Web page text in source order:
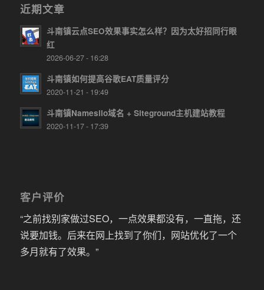
近期文章
斗南镇云点SEO效果事实怎么样？因为太好招同行眼
红
2026-06-27 - 16:28
斗南镇如何提高谷歌EAT质量评分
2020-11-21 - 19:49
斗南镇Namesilo域名 + Siteground主机建站教程
2020-11-17 - 17:39
客户评价
“之前找别家做过SEO，一点效果都没有，一直拖，还
说要加钱。后来在网上找到了你们，网站优化了一个
多月就有了效果。”